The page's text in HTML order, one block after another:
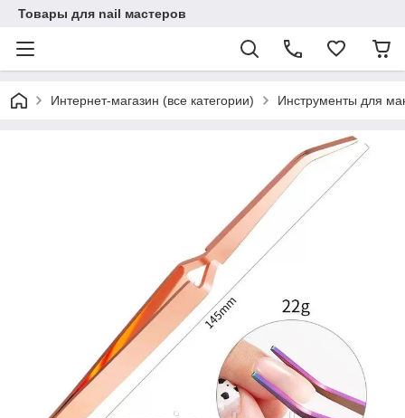
Товары для nail мастеров
Интернет-магазин (все категории) Инструменты для